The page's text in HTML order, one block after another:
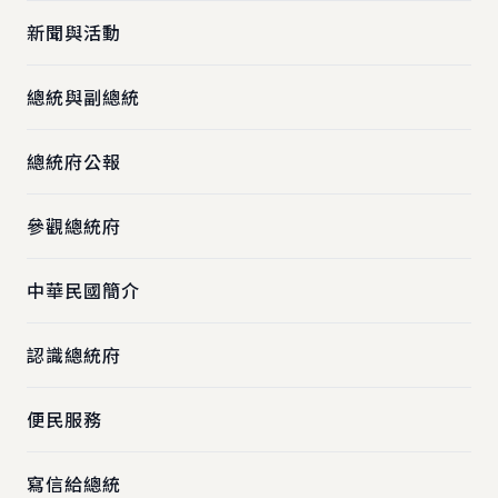
新聞與活動
總統與副總統
總統府公報
參觀總統府
中華民國簡介
認識總統府
便民服務
寫信給總統